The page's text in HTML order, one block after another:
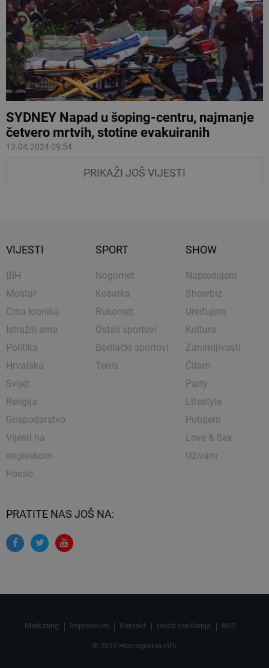
SYDNEY Napad u šoping-centru, najmanje
četvero mrtvih, stotine evakuiranih
13.04.2024 09:54
PRIKAŽI JOŠ VIJESTI
VIJESTI
BIH
Mostar
Crna kronika
Istražili smo
Politika
Hrvatska
Svijet
Religija
Gospodarstvo
Vijesti na
engleskom
Posao
SPORT
Nogomet
Košarka
Rukomet
Ostali sportovi
Borilački sportovi
Tenis
SHOW
Napredujem
Showbiz
Uređujem
Kultura
Zanimljivosti
Čitam
Party
Lifestyle
Putujem
Love & Sex
Uživam
PRATITE NAS JOŠ NA:
Marketing Impressum Kontakt Uvjeti korištenja RSS
© 2019 Hercegovina.info